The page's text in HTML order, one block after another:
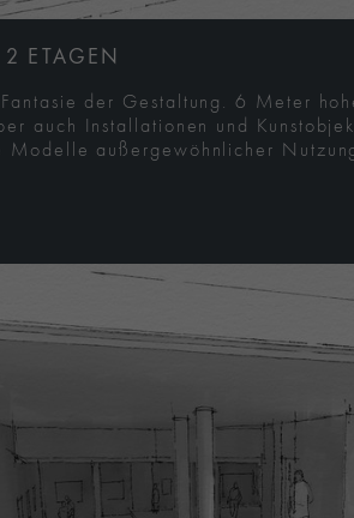
ETAGEN
der Gestaltung. 6 Meter
auch Installationen und
Modelle außergewöhnlicher